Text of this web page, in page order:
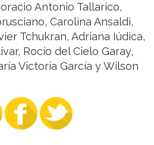
Antonio Tallarico,
Carolina Ansaldi,
Tchukran, Adriana Iúdica,
Rocío del Cielo Garay,
Victoría García y Wilson